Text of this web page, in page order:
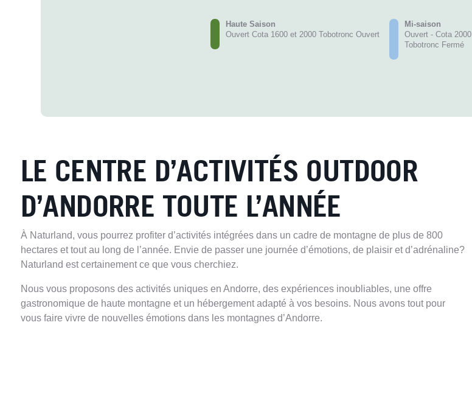
Haute Saison
Ouvert Cota 1600 et 2000 Tobotronc Ouvert
Mi-saison
Ouvert - Cota 2000
Tobotronc Fermé
LE CENTRE D’ACTIVITÉS OUTDOOR
D’ANDORRE TOUTE L’ANNÉE
À Naturland, vous pourrez profiter d’activités intégrées dans un cadre de montagne de plus de 800
hectares et tout au long de l’année. Envie de passer une journée d’émotions, de plaisir et d’adrénaline?
Naturland est certainement ce que vous cherchiez.
Nous vous proposons des activités uniques en Andorre, des expériences inoubliables, une offre
gastronomique de haute montagne et un hébergement adapté à vos besoins. Nous avons tout pour
vous faire vivre de nouvelles émotions dans les montagnes d’Andorre.